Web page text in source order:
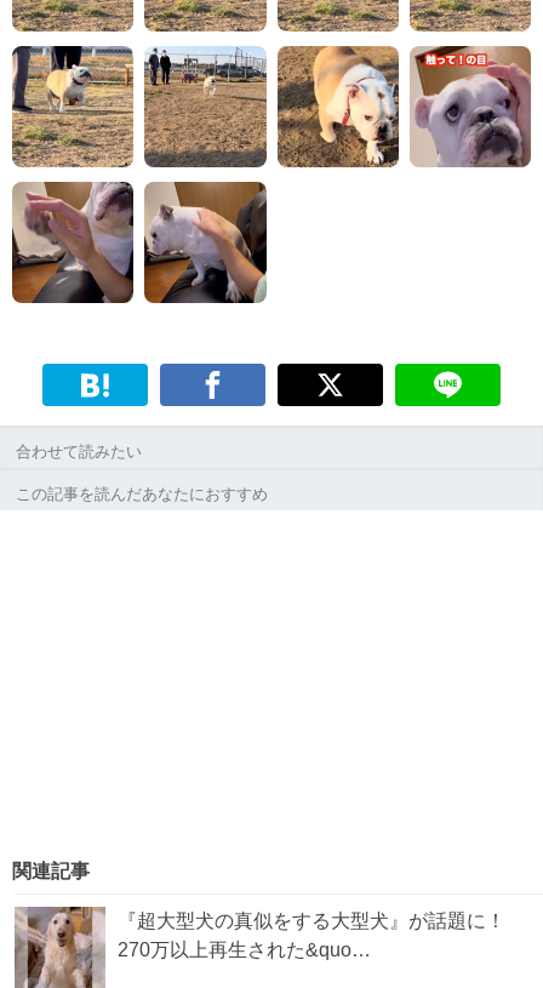
合わせて読みたい
この記事を読んだあなたにおすすめ
関連記事
『超大型犬の真似をする大型犬』が話題に！
270万以上再生された&quo…